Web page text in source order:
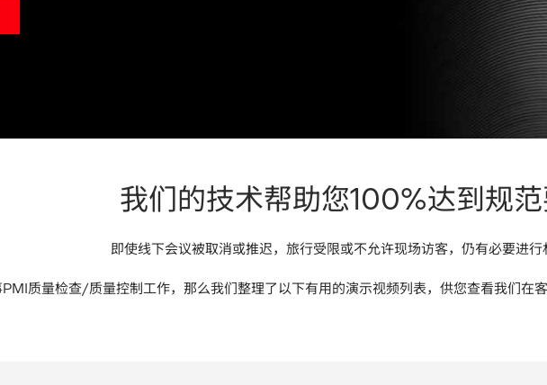
我们的技术帮助您100%达到规
即使线下会议被取消或推迟，旅行受限或不允许现场访客，仍有必要进行
质量检查/质量控制工作，那么我们整理了以下有用的演示视频列表，供您查看我们在